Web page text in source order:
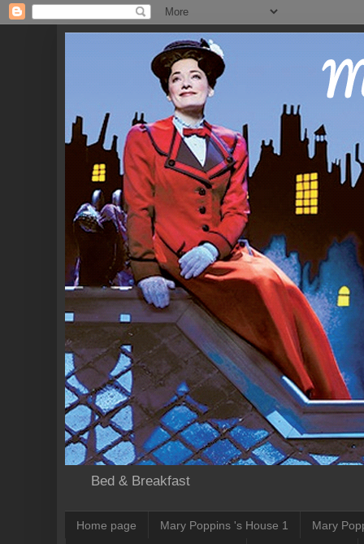
Bed & Breakfast
Home page Mary Poppins 's House 1 Mary